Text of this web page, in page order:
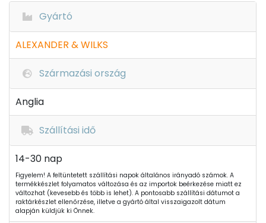
Gyártó
ALEXANDER & WILKS
Származási ország
Anglia
Szállítási idő
14-30 nap
Figyelem! A feltüntetett szállítási napok általános irányadó számok. A
termékkészlet folyamatos változása és az importok beérkezése miatt ez
változhat (kevesebb és több is lehet). A pontosabb szállítási dátumot a
raktárkészlet ellenőrzése, illetve a gyártó által visszaigazolt dátum
alapján küldjük ki Önnek.